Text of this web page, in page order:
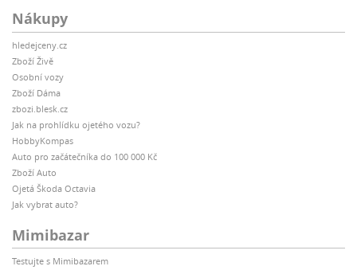
Nákupy
hledejceny.cz
Zboží Živě
Osobní vozy
Zboží Dáma
zbozi.blesk.cz
Jak na prohlídku ojetého vozu?
HobbyKompas
Auto pro začátečníka do 100 000 Kč
Zboží Auto
Ojetá Škoda Octavia
Jak vybrat auto?
Mimibazar
Testujte s Mimibazarem